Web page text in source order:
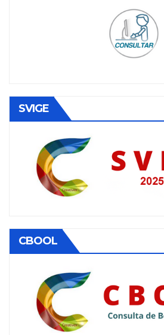
SVIGE
CBOOL